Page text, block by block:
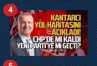
4